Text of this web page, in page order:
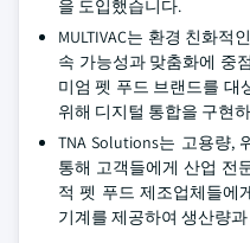
을 도입했습니다.
MULTIVAC는 환경 친화
속 가능성과 맞춤화에 중
미엄 펫 푸드 브랜드를 대
위해 디지털 통합을 구현
TNA Solutions는 고용량,
통해 고객들에게 산업 전
적 펫 푸드 제조업체들에
기계를 제공하여 생산량